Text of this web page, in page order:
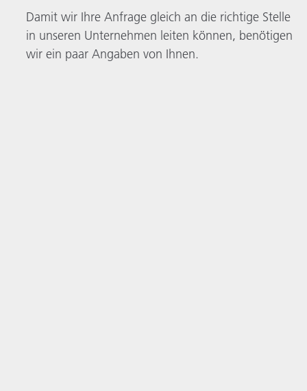
Damit wir Ihre Anfrage gleich an die richtige Stelle
in unseren Unternehmen leiten können, benötigen
wir ein paar Angaben von Ihnen.